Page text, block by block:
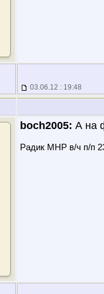
03.06.12 : 19:48
boch2005: А на
Радик МНР в/ч п/п